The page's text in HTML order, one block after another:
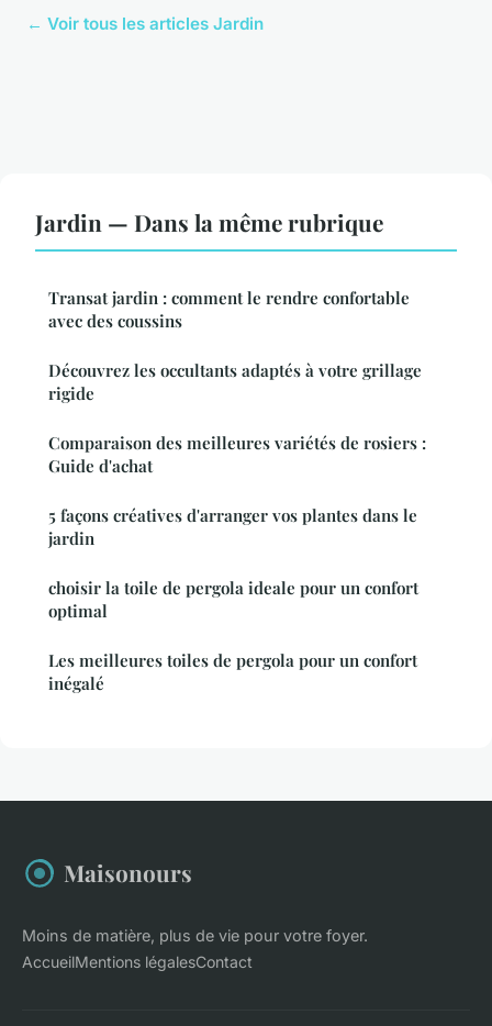
← Voir tous les articles Jardin
Jardin — Dans la même rubrique
Transat jardin : comment le rendre confortable
avec des coussins
Découvrez les occultants adaptés à votre grillage
rigide
Comparaison des meilleures variétés de rosiers :
Guide d'achat
5 façons créatives d'arranger vos plantes dans le
jardin
choisir la toile de pergola ideale pour un confort
optimal
Les meilleures toiles de pergola pour un confort
inégalé
Maisonours
Moins de matière, plus de vie pour votre foyer.
AccueilMentions légalesContact